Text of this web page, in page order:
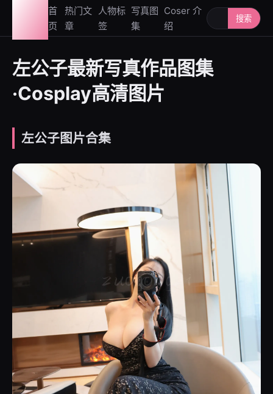
首
页
热门文
章
人物标
签
写真图
集
Coser 介
绍
搜索人物或写
搜索
左公子最新写真作品图集
·Cosplay高清图片
左公子图片合集